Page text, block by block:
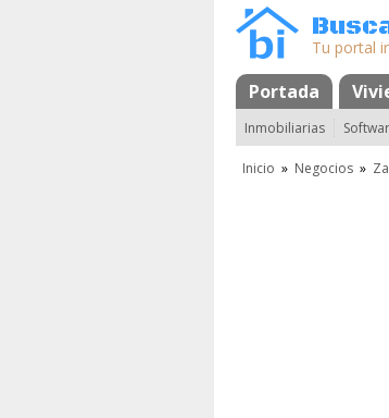
Tu portal
Portada
MapaFavoritos
Inmobiliarias
Inicio » Negocios »